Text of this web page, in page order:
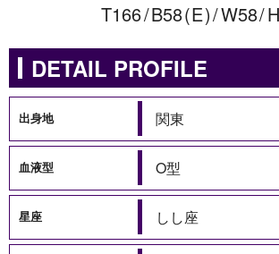
166 58 E 58
DETAIL PROFILE
出身地 関東
血液型 O型
星座 しし座